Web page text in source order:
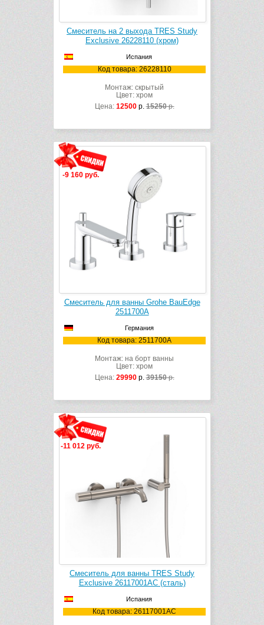
Смеситель на 2 выхода TRES Study
Exclusive 26228110 (хром)
Испания
Код товара: 26228110
Монтаж: скрытый
Цвет: хром
Цена: 12500р.15250р.
-9 160 руб.
Смеситель для ванны Grohe BauEdge
2511700A
Германия
Код товара: 2511700A
Монтаж: на борт ванны
Цвет: хром
Цена: 29990р.39150р.
-11 012 руб.
Смеситель для ванны TRES Study
Exclusive 26117001AC (сталь)
Испания
Код товара: 26117001AC